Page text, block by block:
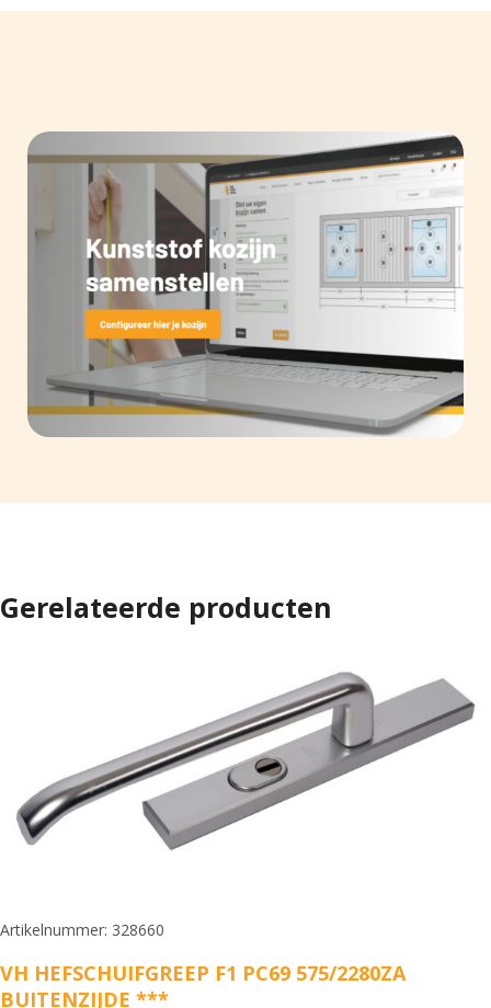
Gerelateerde producten
Artikelnummer: 328660
VH HEFSCHUIFGREEP F1 PC69 575/2280ZA
BUITENZIJDE ***